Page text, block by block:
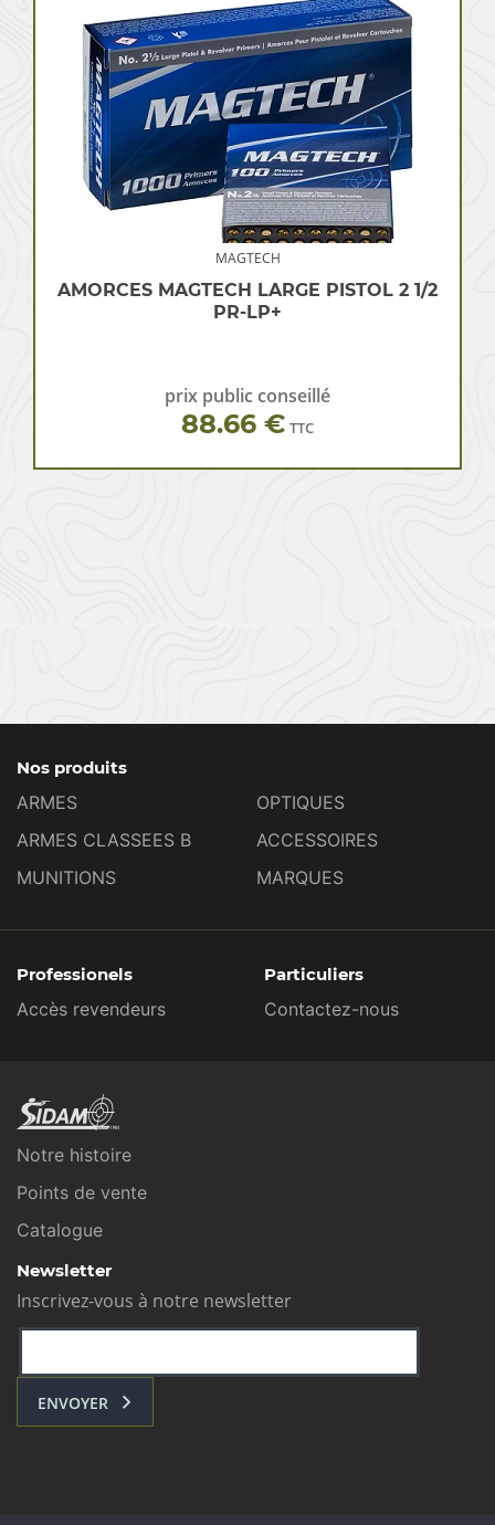
MAGTECH
AMORCES MAGTECH LARGE PISTOL 2 1/2
PR-LP+
prix public conseillé
88.66 € TTC
Nos produits
ARMES
ARMES CLASSEES B
MUNITIONS
OPTIQUES
ACCESSOIRES
MARQUES
Professionels
Accès revendeurs
Particuliers
Contactez-nous
Notre histoire
Points de vente
Catalogue
Newsletter
Inscrivez-vous à notre newsletter
ENVOYER